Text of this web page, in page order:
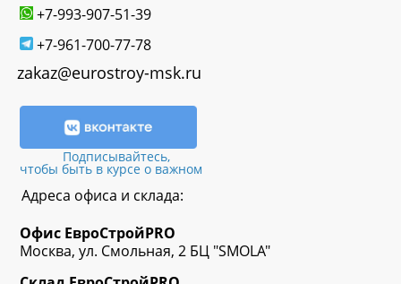
+7-993-907-51-39
+7-961-700-77-78
zakaz@eurostroy-msk.ru
Подписывайтесь,
чтобы быть в курсе о важном
Адреса офиса и склада:
Офис ЕвроСтройPRO
Москва, ул. Смольная, 2 БЦ "SMOLA"